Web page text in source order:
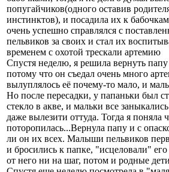
попугайчиков(одного оставив
инстинктов), и посадила их к
очень успешно справлялся с
пельвиков за своих и стал их
временем с охотой трескали артемию
Спустя неделю, я решила вернуть
потому что он съедал очень много
вылуплялось её почему-то мало, и
Но после пересадки, у папаньки был
стекло в акве, и мальки все
даже вылезити оттуда. Тогда я поняла
поторопилась...Вернула папу и с
ли он их всех. Малыши пельвиков
и бросились к папке, "исцеловали"
от него ни на шаг, потом и родные